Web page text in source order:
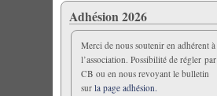
Adhésion 2026
Merci de nous soutenir en adhérent à
l’association. Possibilité de régler par
CB ou en nous revoyant le bulletin
surla page adhésion.